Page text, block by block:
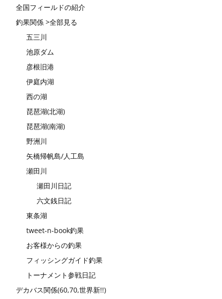
全国フィールドの紹介
釣果関係 >全部見る
五三川
池原ダム
彦根旧港
伊庭内湖
西の湖
琵琶湖(北湖)
琵琶湖(南湖)
野洲川
矢橋帰帆島/人工島
瀬田川
瀬田川日記
六文銭日記
東条湖
tweet-n-book釣果
お客様からの釣果
フィッシングガイド釣果
トーナメント参戦日記
デカバス関係(60,70,世界新!!)